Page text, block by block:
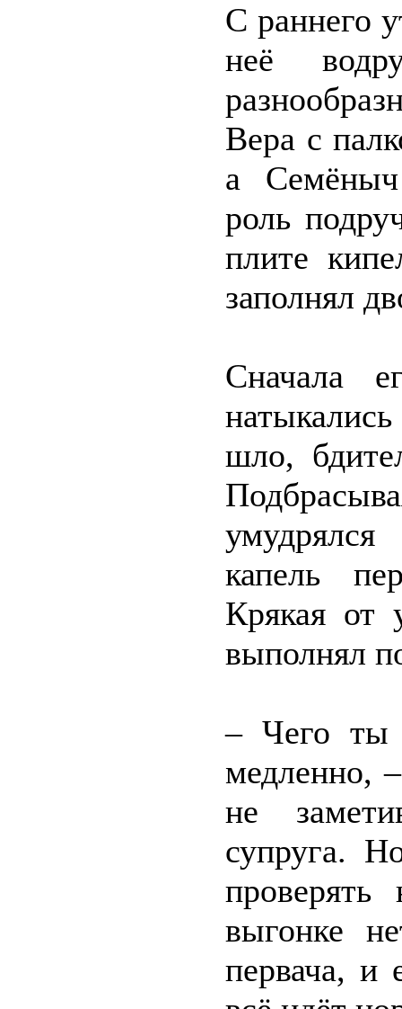
С раннего
неё
Вера с
а
роль
плите
заполнял
Сначала
шло,
капель
Крякая от
выполнял
– Чего ты
медленно,
не
супруга.
выгонке
первача, и